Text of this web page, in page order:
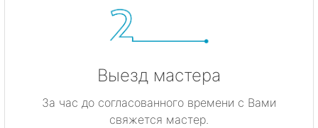
Выезд мастера
За час до согласованного времени с Вами
свяжется мастер.